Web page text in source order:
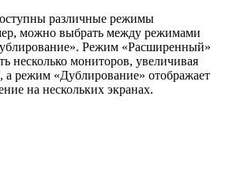
различные режимы
можно выбрать между режимами
Режим «Расширенный»
несколько мониторов, увеличивая
а режим «Дублирование» отображает
на нескольких экранах.